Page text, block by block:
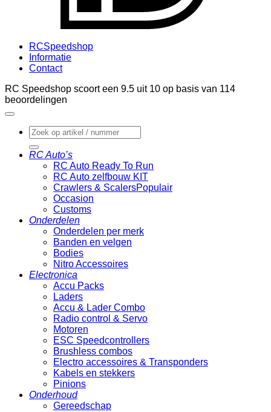
RCSpeedshop
Informatie
Contact
RC Speedshop scoort een 9.5 uit 10 op basis van 114
beoordelingen
Zoeken
naar:
RC Auto’s
RC Auto Ready To Run
RC Auto zelfbouw KIT
Crawlers & Scalers
Occasion
Customs
Onderdelen
Onderdelen per merk
Banden en velgen
Bodies
Nitro Accessoires
Electronica
Accu Packs
Laders
Accu & Lader Combo
Radio control & Servo
Motoren
ESC Speedcontrollers
Brushless combos
Electro accessoires & Transponders
Kabels en stekkers
Pinions
Onderhoud
Gereedschap